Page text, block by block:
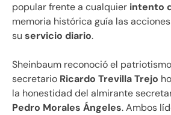
popular frente a cualquier intento
memoria histórica guía las
su servicio diario.
Sheinbaum reconoció el
secretario Ricardo Trevilla Trejo
la honestidad del almirante
Pedro Morales Ángeles. Ambos